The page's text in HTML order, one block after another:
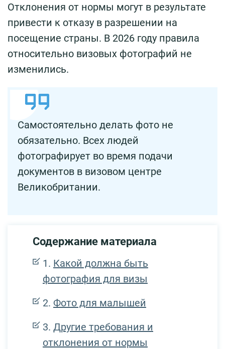
Отклонения от нормы могут в результате
привести к отказу в разрешении на
посещение страны. В 2026 году правила
относительно визовых фотографий не
изменились.
Самостоятельно делать фото не
обязательно. Всех людей
фотографирует во время подачи
документов в визовом центре
Великобритании.
Содержание материала
Какой должна быть
фотография для визы
Фото для малышей
Другие требования и
отклонения от нормы